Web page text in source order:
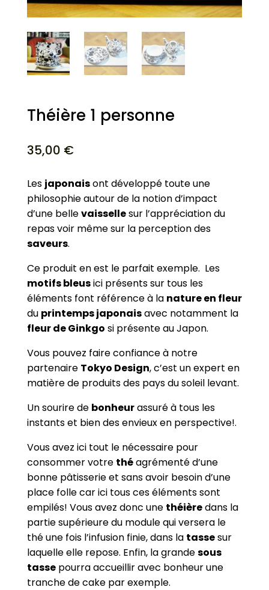
Théière 1 personne
35,00 €
Les japonaisont développé toute une
philosophie autour de la notion d’impact
d’une bellevaissellesur l’appréciation du
repas voir même sur la perception des
saveurs.
Ce produit en est le parfait exemple. Les
motifs bleusici présents sur tous les
éléments font référence à la nature en fleur
du printemps japonaisavec notamment la
fleur de Ginkgo si présente au Japon.
Vous pouvez faire confiance à notre
partenaire Tokyo Design, c’est un expert en
matière de produits des pays du soleil levant.
Un sourire de bonheurassuré à tous les
instants et bien des envieux en perspective!.
Vous avez ici tout le nécessaire pour
consommer votre théagrémenté d’une
bonne pâtisserie et sans avoir besoin d’une
place folle car ici tous ces éléments sont
empilés! Vous avez donc une théièredans la
partie supérieure du module qui versera le
thé une fois l’infusion finie, dans la tassesur
laquelle elle repose. Enfin, la grandesous
tassepourra accueillir avec bonheur une
tranche de cake par exemple.